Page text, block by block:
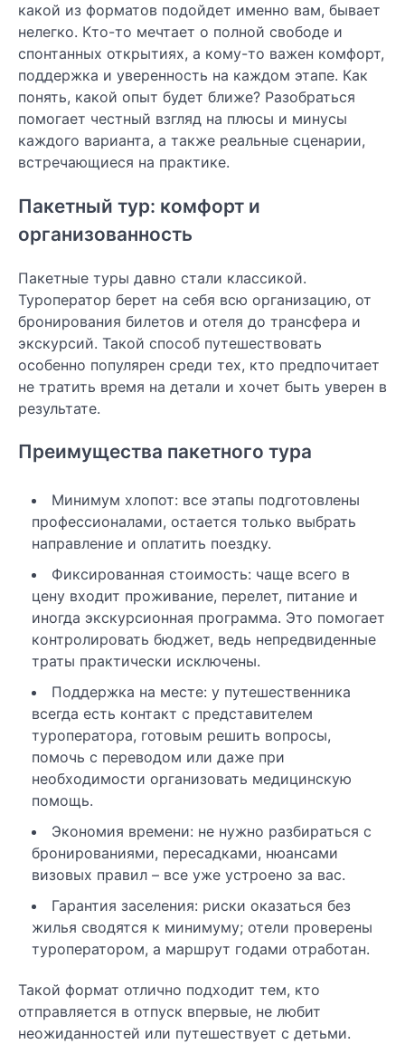
какой из форматов подойдет именно вам, бывает
нелегко. Кто-то мечтает о полной свободе и
спонтанных открытиях, а кому-то важен комфорт,
поддержка и уверенность на каждом этапе. Как
понять, какой опыт будет ближе? Разобраться
помогает честный взгляд на плюсы и минусы
каждого варианта, а также реальные сценарии,
встречающиеся на практике.
Пакетный тур: комфорт и
организованность
Пакетные туры давно стали классикой.
Туроператор берет на себя всю организацию, от
бронирования билетов и отеля до трансфера и
экскурсий. Такой способ путешествовать
особенно популярен среди тех, кто предпочитает
не тратить время на детали и хочет быть уверен в
результате.
Преимущества пакетного тура
Минимум хлопот: все этапы подготовлены
профессионалами, остается только выбрать
направление и оплатить поездку.
Фиксированная стоимость: чаще всего в
цену входит проживание, перелет, питание и
иногда экскурсионная программа. Это помогает
контролировать бюджет, ведь непредвиденные
траты практически исключены.
Поддержка на месте: у путешественника
всегда есть контакт с представителем
туроператора, готовым решить вопросы,
помочь с переводом или даже при
необходимости организовать медицинскую
помощь.
Экономия времени: не нужно разбираться с
бронированиями, пересадками, нюансами
визовых правил – все уже устроено за вас.
Гарантия заселения: риски оказаться без
жилья сводятся к минимуму; отели проверены
туроператором, а маршрут годами отработан.
Такой формат отлично подходит тем, кто
отправляется в отпуск впервые, не любит
неожиданностей или путешествует с детьми.